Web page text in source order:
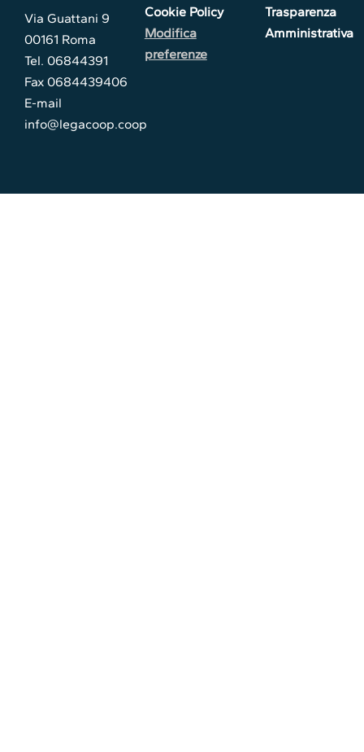
Via Guattani 9
00161 Roma
Tel. 06844391
Fax 0684439406
E-mail
info@legacoop.coop
Cookie Policy
Modifica
preferenze
Trasparenza
Amministrativa